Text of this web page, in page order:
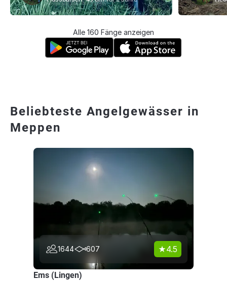
Alle 160 Fänge anzeigen
Beliebteste Angelgewässer in
Meppen
1644 607 4.5
Ems (Lingen)